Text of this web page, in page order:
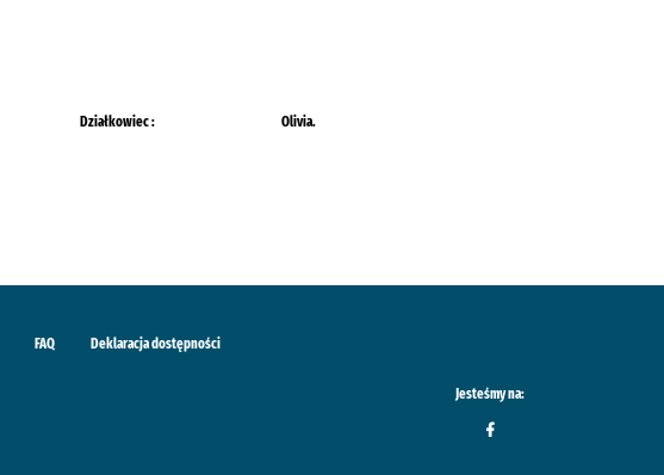
Działkowiec : Olivia.
FAQ Deklaracja dostępności
Jesteśmy na: